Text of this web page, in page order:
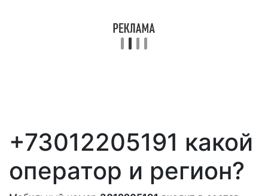
+73012205191 какой
оператор и регион?